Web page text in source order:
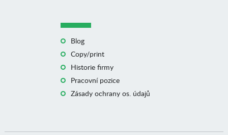
Blog
Copy/print
Historie firmy
Pracovní pozice
Zásady ochrany os. údajů